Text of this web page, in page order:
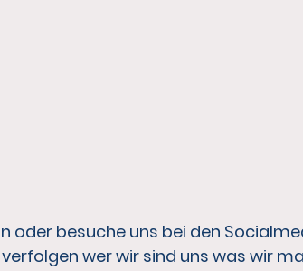
oder besuche uns bei den
wer wir sind uns was wir